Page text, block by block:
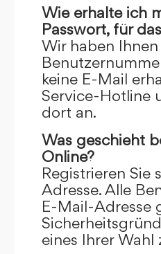
Wie erhalte ich
Passwort, für
Wir haben
keine E-Mail
Service-Hotline
dort an.
Was geschieht
Online?
Registrieren Sie
Adresse. Alle
E-Mail-Adresse
eines Ihrer Wahl